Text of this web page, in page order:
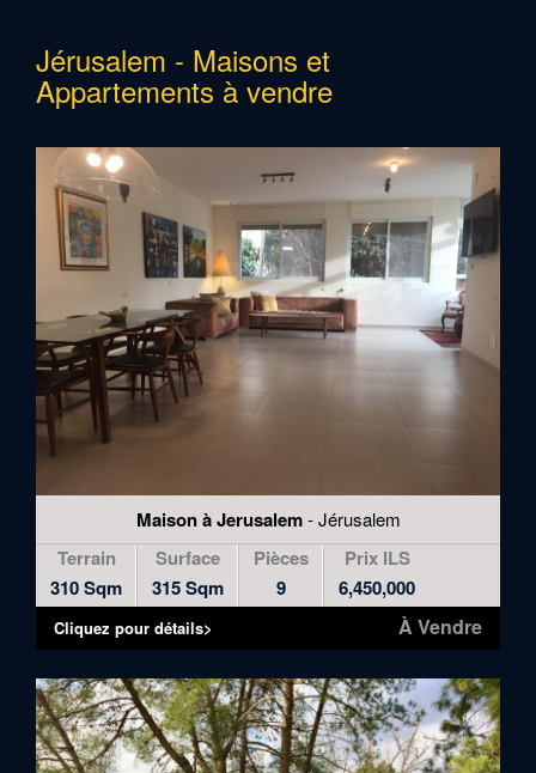
מרכזי,
You
area
Jérusalem - Maisons et
Appartements à vendre
Maison à Jerusalem- Jérusalem
Terrain
310 Sqm
Surface
315 Sqm
Pièces
9
Prix ILS
6,450,000
À Vendre
Cliquez pour détails>